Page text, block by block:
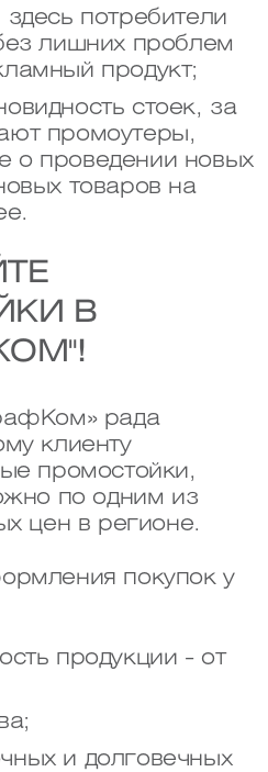
потребители
лишних проблем
продукт;
стоек, за
промоутеры,
о проведении новых
товаров на
В
рада
клиенту
промостойки,
по одним из
цен в регионе.
покупок у
продукции - от
и долговечных